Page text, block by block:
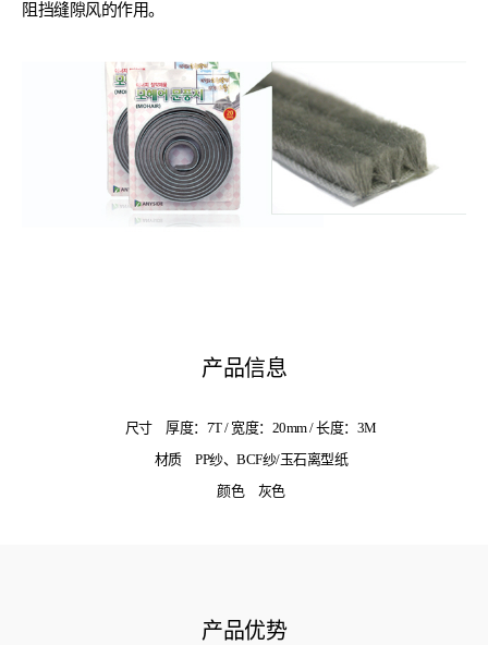
阻挡缝隙风的作用。
产品信息
尺寸
厚度：7T / 宽度：20mm / 长度：3M
材质
PP纱、BCF纱/玉石离型纸
颜色
灰色
产品优势